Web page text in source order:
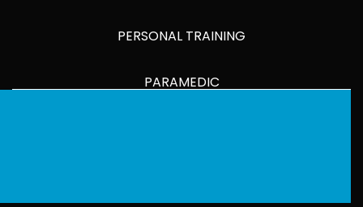
PERSONAL TRAINING
PARAMEDIC